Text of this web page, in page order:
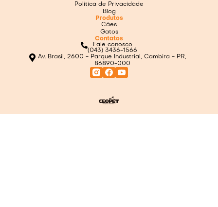
Politica de Privacidade
Blog
Produtos
Cães
Gatos
Contatos
Fale conosco
(043) 3436-1566
Av. Brasil, 2600 - Parque Industrial, Cambira - PR,
86890-000